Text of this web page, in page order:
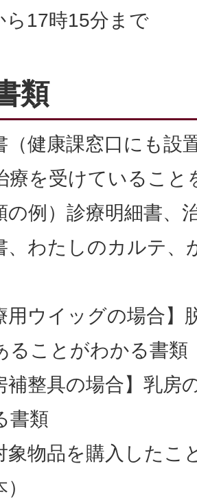
ら17時15分まで
類
（健康課窓口にも設
療を受けていること
の例）診療明細書、
、わたしのカルテ、
用ウイッグの場合
ることがわかる書類
補整具の場合】乳
書類
象物品を購入したこ